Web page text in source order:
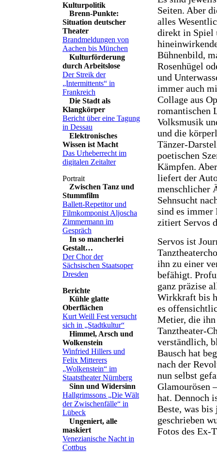
Brenn-Punkte:
Situation deutscher
Theater
Brandmeldungen von
Aachen bis München
Kulturförderung
durch Arbeitslose
Der Streik der
„Intermittents“ in
Frankreich
Die Stadt als
Klangkörper
Bericht über eine Tagung
in Dessau
Elektronisches
Wissen ist Macht
Das Urheberrecht im
digitalen Zeitalter
Zwischen Tanz und
Stummfilm
Ballett-Repetitor und
Filmkomponist Aljoscha
Zimmermann im
Gespräch
In so mancherlei
Gestalt…
Der Chor der
Sächsischen Staatsoper
Dresden
Kühle glatte
Oberflächen
Kurt Weill Fest versucht
sich in „Stadtkultur“
Himmel, Arsch und
Wolkenstein
Winfried Hillers und
Felix Mitterers
„Wolkenstein“ im
Staatstheater Nürnberg
Sinn und Widersinn
Hallgrimssons „Die Wält
der Zwischenfälle“ in
Lübeck
Ungeniert, alle
maskiert
Venezianische Nacht in
Cottbus
Seiten. Aber
alles
direkt in Spiel
Bühnenbild,
Rosenhügel
und
immer auch
Collage aus
romantischen
Volksmusik
und die
Tänzer-
poetischen
Kämpfen.
liefert der
menschlicher
Sehnsucht
sind es immer
zitiert Servos
Servos ist
ihn zu einer
befähigt.
ganz präzise
Wirkkraft bis
es
Metier, die
Tanztheater-
verständlich,
Bausch hat
nach der
nun selbst
Glamourösen
hat. Dennoch
Beste, was bis
geschrieben
Fotos des Ex-